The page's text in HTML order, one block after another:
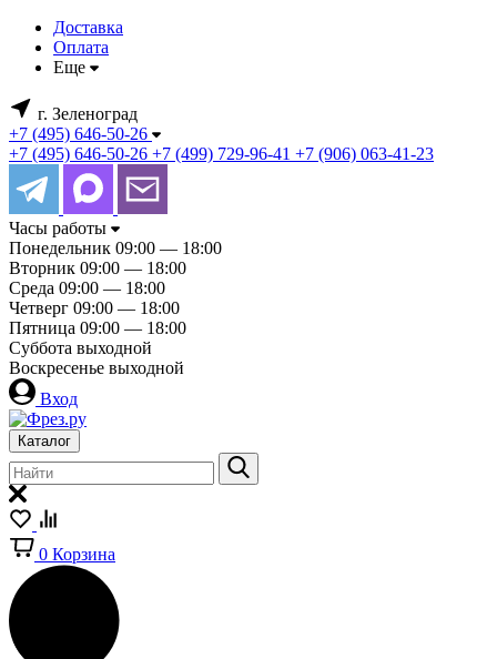
Доставка
Оплата
Еще
г. Зеленоград
+7 (495) 646-50-26
+7 (495) 646-50-26 +7 (499) 729-96-41 +7 (906) 063-41-23
Часы работы
Понедельник 09:00 — 18:00
Вторник 09:00 — 18:00
Среда 09:00 — 18:00
Четверг 09:00 — 18:00
Пятница 09:00 — 18:00
Суббота выходной
Воскресенье выходной
Вход
Каталог
0 Корзина